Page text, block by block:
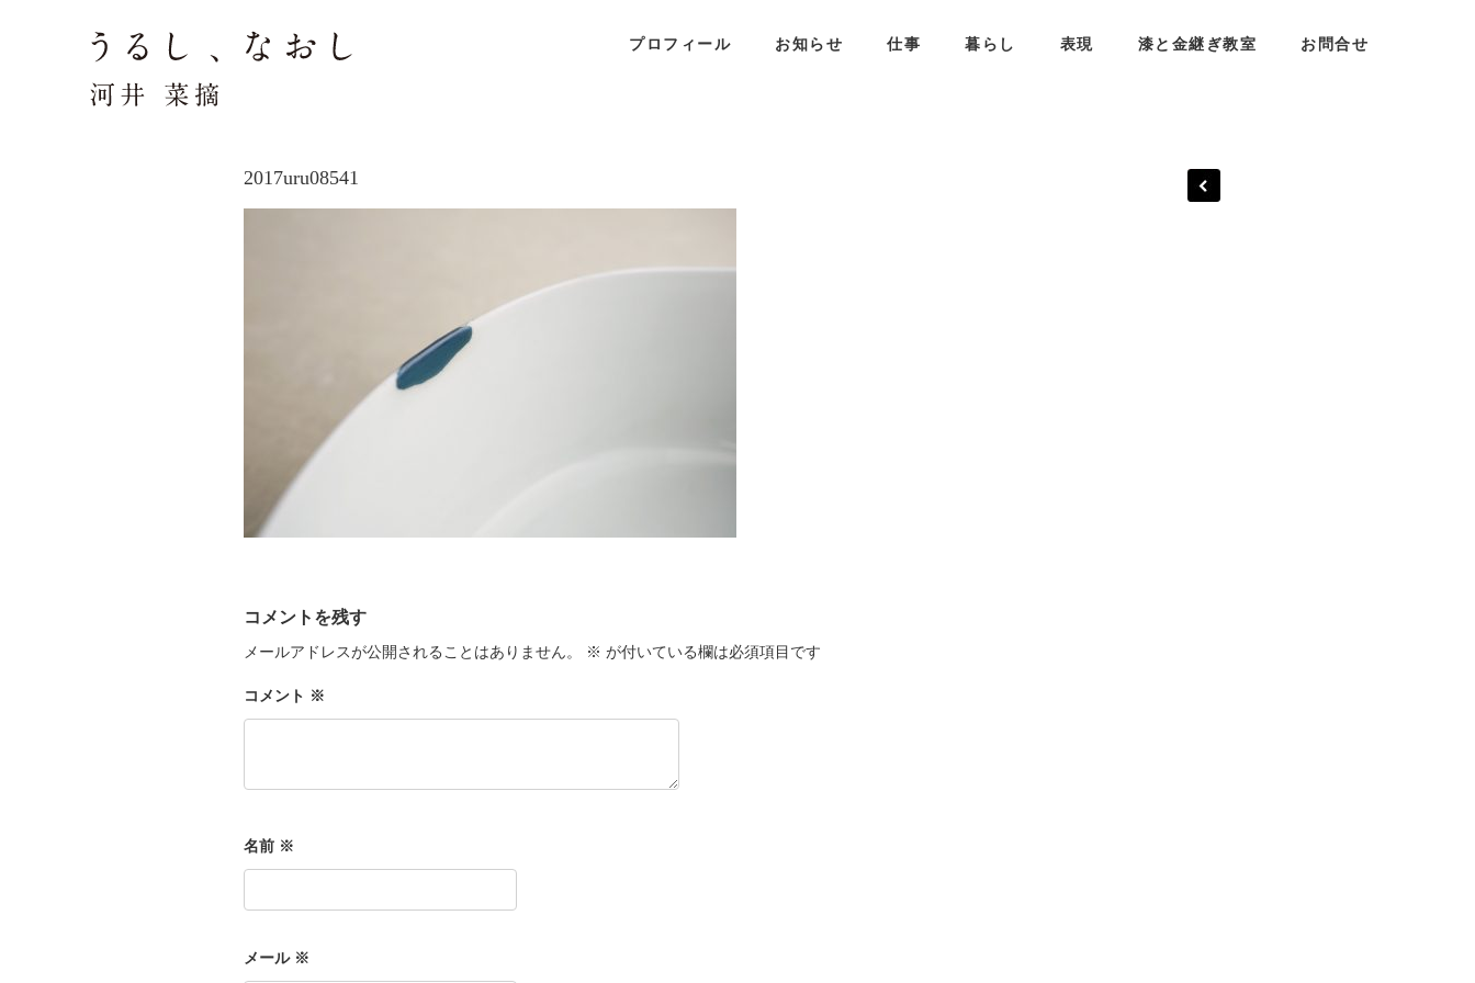
プロフィール お知らせ 仕事 暮らし 表現 漆と金継ぎ教室 お問合せ
2017uru08541
コメントを残す
メールアドレスが公開されることはありません。 ※ が付いている欄は必須項目です
コメント ※
名前 ※
メール ※